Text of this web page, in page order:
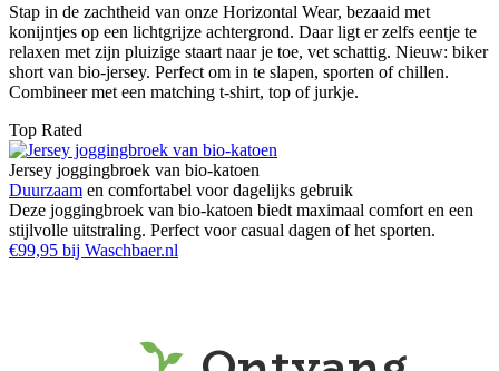
Stap in de zachtheid van onze Horizontal Wear, bezaaid met
konijntjes op een lichtgrijze achtergrond. Daar ligt er zelfs eentje te
relaxen met zijn pluizige staart naar je toe, vet schattig. Nieuw: biker
short van bio-jersey. Perfect om in te slapen, sporten of chillen.
Combineer met een matching t-shirt, top of jurkje.
Top Rated
Jersey joggingbroek van bio-katoen
Duurzaam en comfortabel voor dagelijks gebruik
Deze joggingbroek van bio-katoen biedt maximaal comfort en een
stijlvolle uitstraling. Perfect voor casual dagen of het sporten.
€99,95 bij Waschbaer.nl